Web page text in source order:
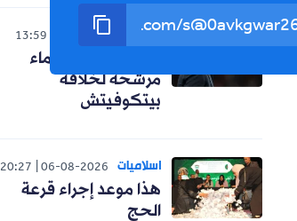
رياضة 06-08-2026
13:59
رسميا.. ثلاثة أسماء
مرشحة لخلافة
بيتكوفيتش
اسلاميات 06-08-2026
20:27
هذا موعد إجراء قرعة
الحج